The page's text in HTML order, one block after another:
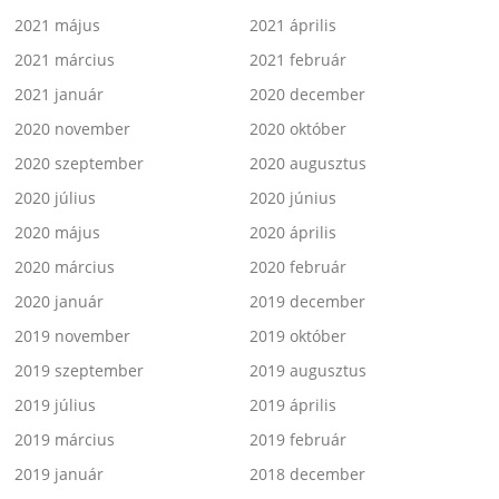
2021 május
2021 április
2021 március
2021 február
2021 január
2020 december
2020 november
2020 október
2020 szeptember
2020 augusztus
2020 július
2020 június
2020 május
2020 április
2020 március
2020 február
2020 január
2019 december
2019 november
2019 október
2019 szeptember
2019 augusztus
2019 július
2019 április
2019 március
2019 február
2019 január
2018 december